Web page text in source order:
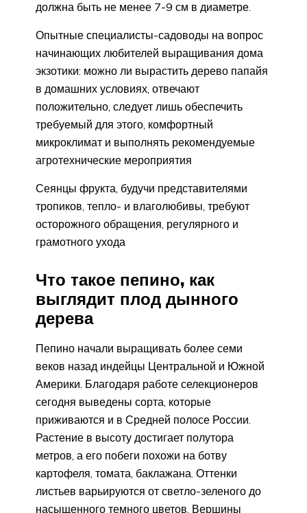
должна быть не менее 7-9 см в диаметре.
Опытные специалисты-садоводы на вопрос
начинающих любителей выращивания дома
экзотики: можно ли вырастить дерево папайя
в домашних условиях, отвечают
положительно, следует лишь обеспечить
требуемый для этого, комфортный
микроклимат и выполнять рекомендуемые
агротехнические мероприятия
Сеянцы фрукта, будучи представителями
тропиков, тепло- и влаголюбивы, требуют
осторожного обращения, регулярного и
грамотного ухода
Что такое пепино, как
выглядит плод дынного
дерева
Пепино начали выращивать более семи
веков назад индейцы Центральной и Южной
Америки. Благодаря работе селекционеров
сегодня выведены сорта, которые
приживаются и в Средней полосе России.
Растение в высоту достигает полутора
метров, а его побеги похожи на ботву
картофеля, томата, баклажана. Оттенки
листьев варьируются от светло-зеленого до
насыщенного темного цветов. Вершины